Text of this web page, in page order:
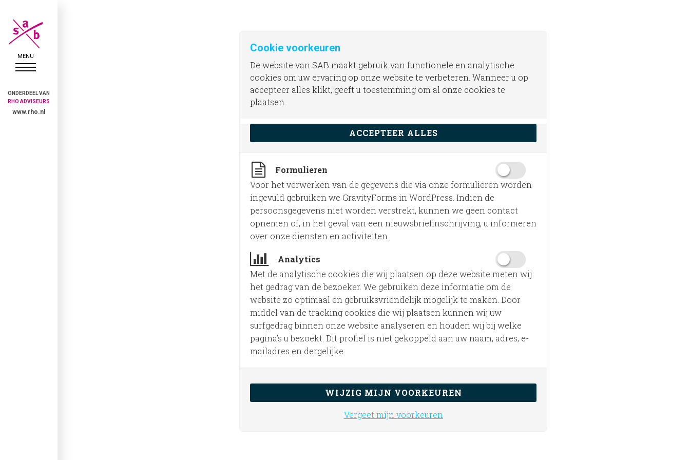
ONDERDEEL VAN
RHO ADVISEURS
www.rho.nl
Cookie voorkeuren
De website van SAB maakt gebruik van functionele en analytische
cookies om uw ervaring op onze website te verbeteren. Wanneer u op
accepteer alles klikt, geeft u toestemming om al onze cookies te
plaatsen.
ACCEPTEER ALLES
Formulieren
Voor het verwerken van de gegevens die via onze formulieren worden
ingevuld gebruiken we GravityForms in WordPress. Indien de
persoonsgegevens niet worden verstrekt, kunnen we geen contact
opnemen of, in het geval van een nieuwsbriefinschrijving, u informeren
over onze diensten en activiteiten.
Analytics
Met de analytische cookies die wij plaatsen op deze website meten wij
het gedrag van de bezoeker. We gebruiken deze informatie om de
website zo optimaal en gebruiksvriendelijk mogelijk te maken. Door
middel van de tracking cookies die wij plaatsen kunnen wij uw
surfgedrag binnen onze website analyseren en houden wij bij welke
pagina’s u bezoekt. Dit profiel is niet gekoppeld aan uw naam, adres, e-
mailadres en dergelijke.
WIJZIG MIJN VOORKEUREN
Vergeet mijn voorkeuren